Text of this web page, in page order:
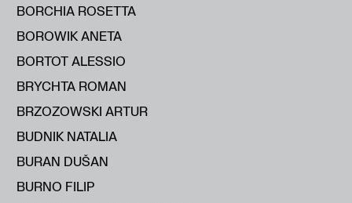
BORCHIA ROSETTA
BOROWIK ANETA
BORTOT ALESSIO
BRYCHTA ROMAN
BRZOZOWSKI ARTUR
BUDNIK NATALIA
BURAN DUŠAN
BURNO FILIP